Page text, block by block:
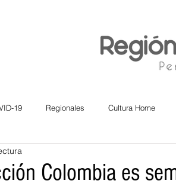
19 Regionales Cultura Home
Colombia es